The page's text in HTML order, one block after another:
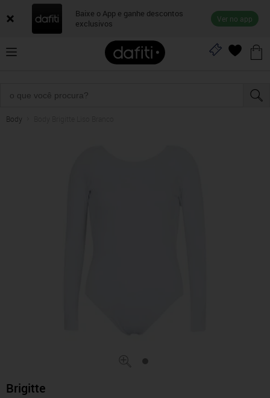
Baixe o App e ganhe descontos
exclusivos
Ver no app
Body
Brigitte